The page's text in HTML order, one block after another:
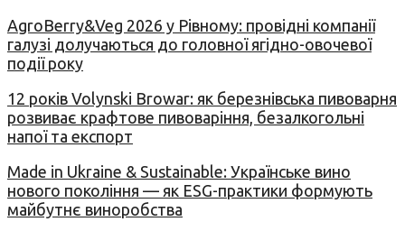
AgroBerry&Veg 2026 у Рівному: провідні компанії
галузі долучаються до головної ягідно-овочевої
події року
12 років Volynski Browar: як березнівська пивоварня
розвиває крафтове пивоваріння, безалкогольні
напої та експорт
Made in Ukraine & Sustainable: Українське вино
нового покоління — як ESG-практики формують
майбутнє виноробства